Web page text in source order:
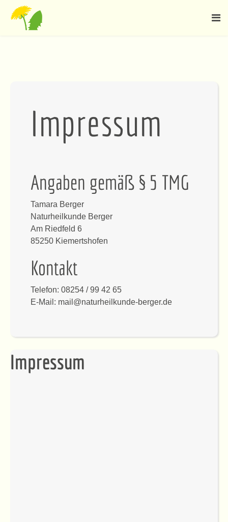
Impressum
Angaben gemäß § 5 TMG
Tamara Berger
Naturheilkunde Berger
Am Riedfeld 6
85250 Kiemertshofen
Kontakt
Telefon: 08254 / 99 42 65
E-Mail: mail@naturheilkunde-berger.de
Impressum